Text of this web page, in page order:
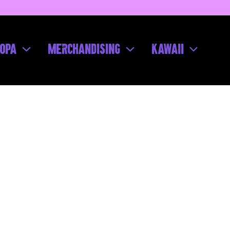
al
Merchandising Kawaii
Nigiri